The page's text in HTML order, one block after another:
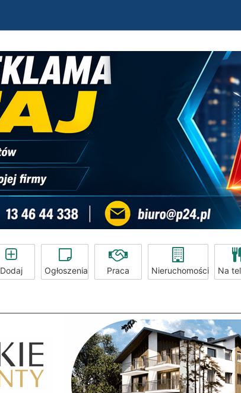
Dodaj Ogłoszenia Praca Nieruchomości Na